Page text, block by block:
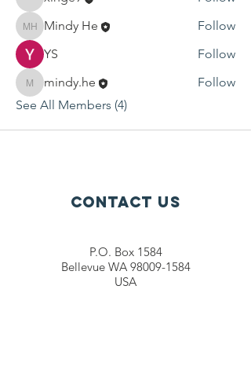
Mindy He
Mindy He
Follow
YS
Follow
mindy.he
mindy.he
Follow
See All Members (4)
Contact Us
P.O. Box 1584
Bellevue WA 98009-1584
USA